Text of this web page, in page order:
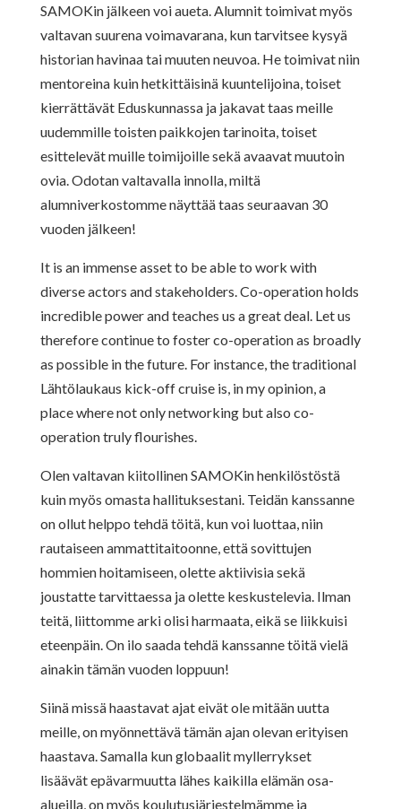
SAMOKin jälkeen voi aueta. Alumnit toimivat myös
valtavan suurena voimavarana, kun tarvitsee kysyä
historian havinaa tai muuten neuvoa. He toimivat niin
mentoreina kuin hetkittäisinä kuuntelijoina, toiset
kierrättävät Eduskunnassa ja jakavat taas meille
uudemmille toisten paikkojen tarinoita, toiset
esittelevät muille toimijoille sekä avaavat muutoin
ovia. Odotan valtavalla innolla, miltä
alumniverkostomme näyttää taas seuraavan 30
vuoden jälkeen!
It is an immense asset to be able to work with
diverse actors and stakeholders. Co-operation holds
incredible power and teaches us a great deal. Let us
therefore continue to foster co-operation as broadly
as possible in the future. For instance, the traditional
Lähtölaukaus kick-off cruise is, in my opinion, a
place where not only networking but also co-
operation truly flourishes.
Olen valtavan kiitollinen SAMOKin henkilöstöstä
kuin myös omasta hallituksestani. Teidän kanssanne
on ollut helppo tehdä töitä, kun voi luottaa, niin
rautaiseen ammattitaitoonne, että sovittujen
hommien hoitamiseen, olette aktiivisia sekä
joustatte tarvittaessa ja olette keskustelevia. Ilman
teitä, liittomme arki olisi harmaata, eikä se liikkuisi
eteenpäin. On ilo saada tehdä kanssanne töitä vielä
ainakin tämän vuoden loppuun!
Siinä missä haastavat ajat eivät ole mitään uutta
meille, on myönnettävä tämän ajan olevan erityisen
haastava. Samalla kun globaalit myllerrykset
lisäävät epävarmuutta lähes kaikilla elämän osa-
alueilla, on myös koulutusjärjestelmämme ja